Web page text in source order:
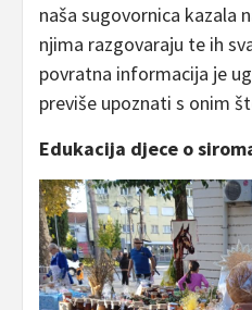
naša sugovornica kazala
njima razgovaraju te ih
povratna informacija je
previše upoznati s onim
Edukacija djece o